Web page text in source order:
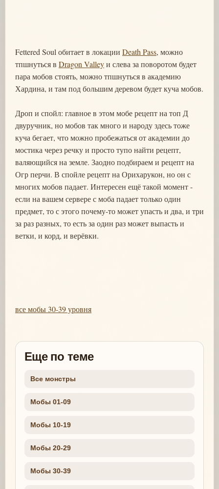
Fettered Soul обитает в локации Death Pass, можно
тпшнуться в Dragon Valleyи слева за поворотом будет
пара мобов стоять, можно тпшнуться в академию
Хардина, и там под большим деревом будет куча мобов.
Дроп и спойл: главное в этом мобе рецепт на топ Д
двуручник, но мобов так много и народу здесь тоже
куча бегает, что можно пробежаться от академии до
мостика через речку и просто тупо найти рецепт,
валяющийся на земле. Заодно подбираем и рецепт на
Огр перчи. В спойле рецепт на Орихарукон, но он с
многих мобов падает. Интересен ещё такой момент -
если на вашем сервере с моба падает только один
предмет, то с этого почему-то может упасть и два, и три
за раз разных, то есть за один раз может выпасть и
ветки, и корд, и верёвки.
все мобы 30-39 уровня
Еще по теме
Все монстры
Мобы 01-09
Мобы 10-19
Мобы 20-29
Мобы 30-39